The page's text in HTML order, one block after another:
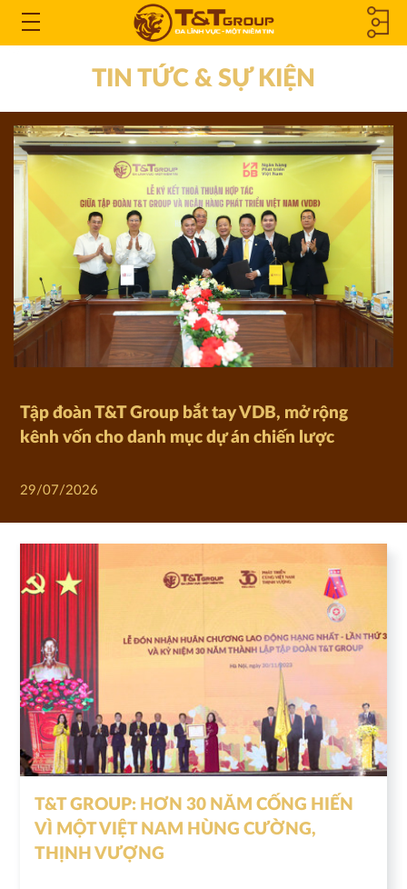
Open
CÔNG TY
VIÊN &
CÔNG TY
TIN TỨC & SỰ KIỆN
Tập đoàn T&T Group bắt tay VDB, mở rộng
kênh vốn cho danh mục dự án chiến lược
29/07/2026
T&T GROUP: HƠN 30 NĂM CỐNG HIẾN
VÌ MỘT VIỆT NAM HÙNG CƯỜNG,
THỊNH VƯỢNG